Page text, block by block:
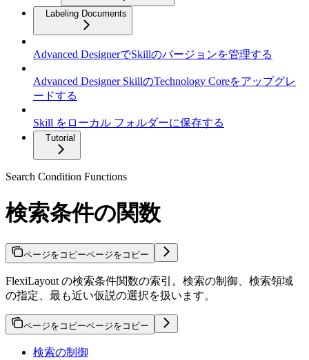
Labeling Documents
Advanced DesignerでSkillのバージョンを管理する
Advanced Designer SkillのTechnology Coreをアップグレ
ードする
Skill をローカル フォルダーに保存する
Tutorial
Search Condition Functions
検索条件の関数
ページをコピーページをコピー
FlexiLayout の検索条件関数の索引。検索の制御、検索領域
の指定、最も近い仮説の選択を扱います。
ページをコピーページをコピー
検索の制御